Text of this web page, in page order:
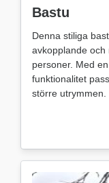
Bastu
Denna stiliga
avkopplande
personer. Med
funktionalitet
större